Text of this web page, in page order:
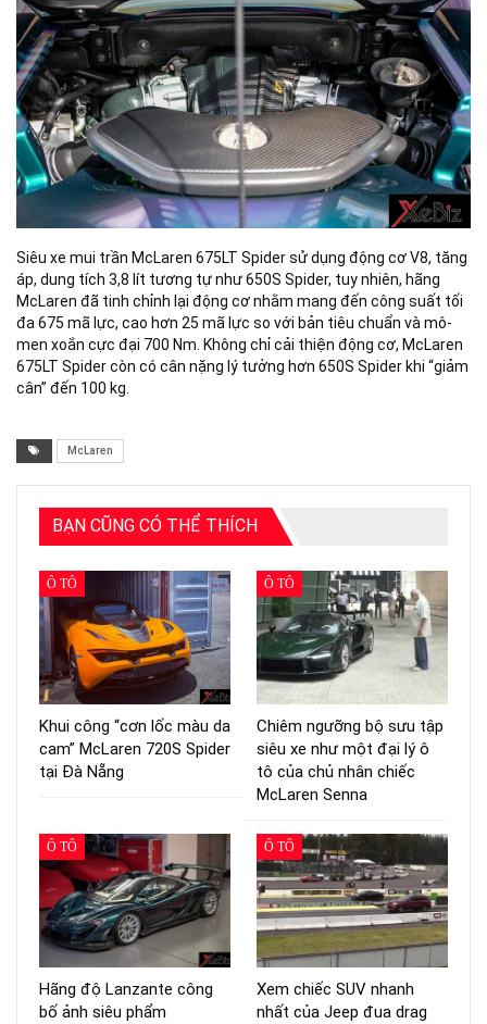
Siêu xe mui trần McLaren 675LT Spider sử dụng động cơ V8, tăng
áp, dung tích 3,8 lít tương tự như 650S Spider, tuy nhiên, hãng
McLaren đã tinh chỉnh lại động cơ nhằm mang đến công suất tối
đa 675 mã lực, cao hơn 25 mã lực so với bản tiêu chuẩn và mô-
men xoắn cực đại 700 Nm. Không chỉ cải thiện động cơ, McLaren
675LT Spider còn có cân nặng lý tưởng hơn 650S Spider khi “giảm
cân” đến 100 kg.
McLaren
BẠN CŨNG CÓ THỂ THÍCH
Ô TÔ
Khui công “cơn lốc màu da
cam” McLaren 720S Spider
tại Đà Nẵng
Ô TÔ
Chiêm ngưỡng bộ sưu tập
siêu xe như một đại lý ô
tô của chủ nhân chiếc
McLaren Senna
Ô TÔ
Hãng độ Lanzante công
bố ảnh siêu phẩm
Ô TÔ
Xem chiếc SUV nhanh
nhất của Jeep đua drag